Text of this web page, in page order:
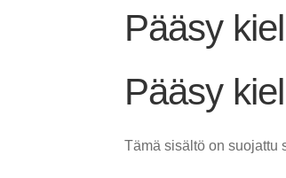
Pääsy
Pääsy
Tämä sisältö on suojattu